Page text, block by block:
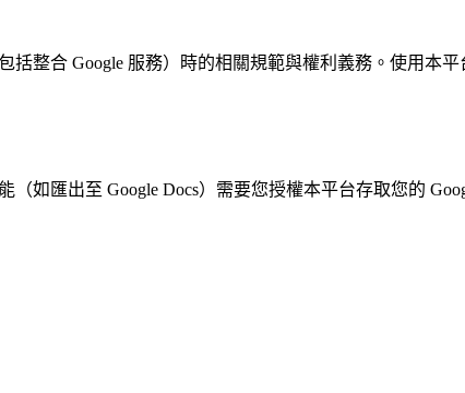
整合 Google 服務）時的相關規範與權利義務。使用本
如匯出至 Google Docs）需要您授權本平台存取您的